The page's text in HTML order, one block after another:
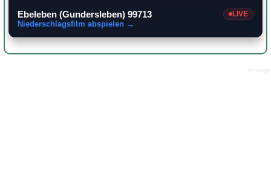
Ebeleben (Gundersleben) 99713 LIVE
Niederschlagsfilm abspielen →